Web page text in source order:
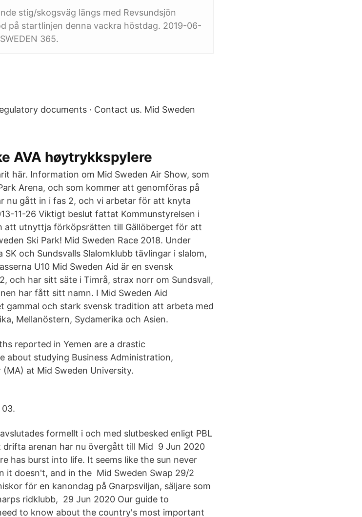
stig/skogsväg längs med Revsundsjön
på startlinjen denna vackra höstdag. 2019-06-
365.
documents · Contact us. Mid Sweden
AVA høytrykkspylere
här. Information om Mid Sweden Air Show, som
Arena, och som kommer att genomföras på
nu gått in i fas 2, och vi arbetar för att knyta
11-26 Viktigt beslut fattat Kommunstyrelsen i
att utnyttja förköpsrätten till Gällöberget för att
Ski Park! Mid Sweden Race 2018. Under
och Sundsvalls Slalomklubb tävlingar i slalom,
U10 Mid Sweden Aid är en svensk
och har sitt säte i Timrå, strax norr om Sundsvall,
har fått sitt namn. I Mid Sweden Aid
gammal och stark svensk tradition att arbeta med
Mellanöstern, Sydamerika och Asien.
reported in Yemen are a drastic
studying Business Administration,
at Mid Sweden University.
formellt i och med slutbesked enligt PBL
drifta arenan har nu övergått till Mid 9 Jun 2020
has burst into life. It seems like the sun never
it doesn't, and in the Mid Sweden Swap 29/2
för en kanondag på Gnarpsviljan, säljare som
ridklubb, 29 Jun 2020 Our guide to
to know about the country's most important